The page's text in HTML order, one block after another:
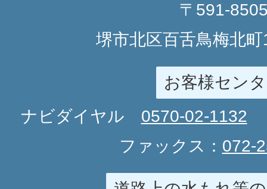
〒591-
堺市北区百舌鳥梅北
お客様セン
ナビダイヤル 0570-02-1132
ファックス： 072-